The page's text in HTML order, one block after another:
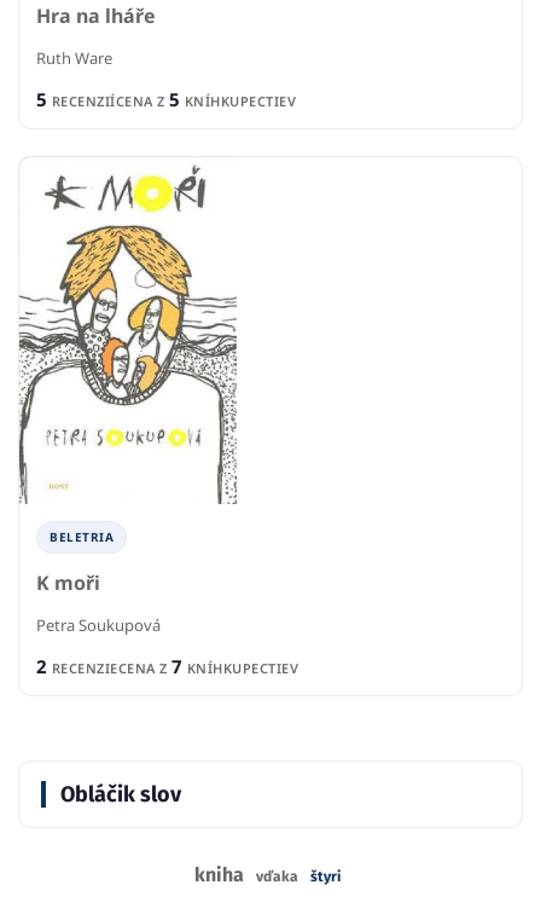
Hra na lháře
Ruth Ware
5 RECENZIÍCENA Z 5 KNÍHKUPECTIEV
BELETRIA
K moři
Petra Soukupová
2 RECENZIECENA Z 7 KNÍHKUPECTIEV
Obláčik slov
kniha vďaka štyri